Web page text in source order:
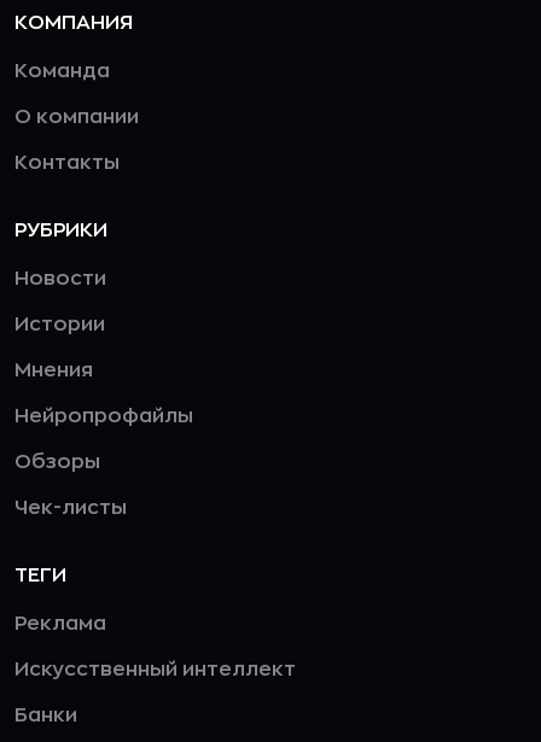
КОМПАНИЯ
Команда
О компании
Контакты
РУБРИКИ
Новости
Истории
Мнения
Нейропрофайлы
Обзоры
Чек-листы
ТЕГИ
Реклама
Искусственный интеллект
Банки